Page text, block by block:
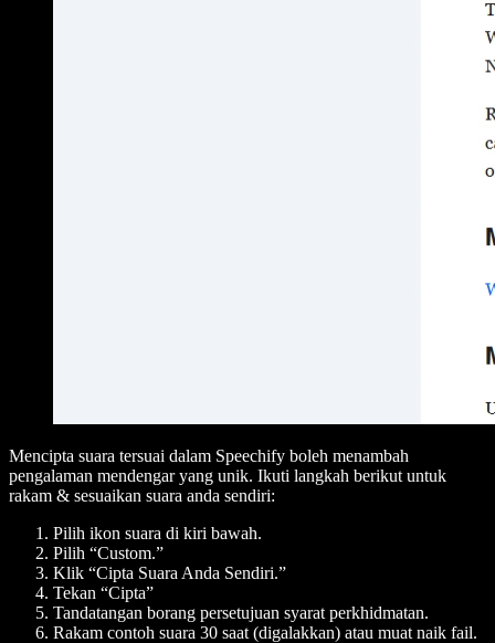
Mencipta suara tersuai dalam Speechify boleh menambah
pengalaman mendengar yang unik. Ikuti langkah berikut untuk
rakam & sesuaikan suara anda sendiri:
Pilih ikon suara di kiri bawah.
Pilih “Custom.”
Klik “Cipta Suara Anda Sendiri.”
Tekan “Cipta”
Tandatangan borang persetujuan syarat perkhidmatan.
Rakam contoh suara 30 saat (digalakkan) atau muat naik fail.